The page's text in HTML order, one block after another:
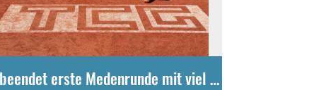
U9 beendet erste Medenrunde mit viel Kampfgeist und Teamgeist